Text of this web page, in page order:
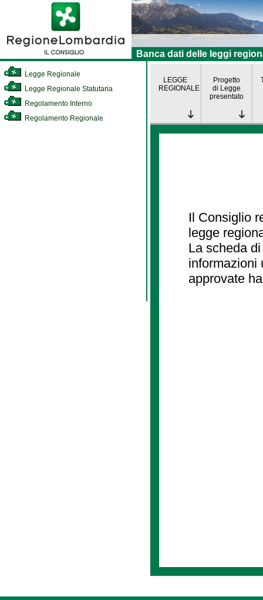
Banca dati delle leggi
Legge Regionale
Legge Regionale Statutaria
Regolamento Interno
Regolamento Regionale
LEGGE
REGIONALE
Progetto
di Legge
presentato
Il Consiglio
legge
La scheda
informazioni
approvate